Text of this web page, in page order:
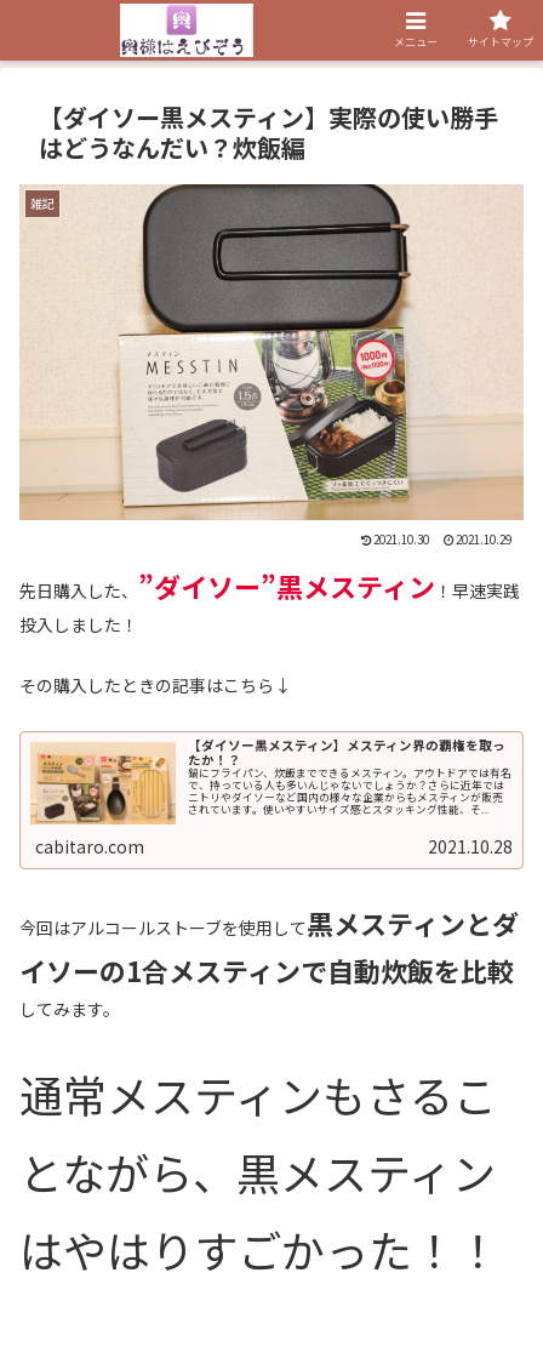
【ダイソー黒メスティン】実際の使い勝手
はどうなんだい？炊飯編
雑記
2021.10.30 2021.10.29
先日購入した、 ”ダイソー”黒メスティン ！早速実践
投入しました！
その購入したときの記事はこちら↓
【ダイソー黒メスティン】メスティン界の覇権を取っ
たか！？
鍋にフライパン、炊飯までできるメスティン。アウトドアでは有名
で、持っている人も多いんじゃないでしょうか？さらに近年では
ニトリやダイソーなど国内の様々な企業からもメスティンが販売
されています。使いやすいサイズ感とスタッキング性能、そ...
cabitaro.com 2021.10.28
今回はアルコールストーブを使用して黒メスティンとダ
イソーの1合メスティンで自動炊飯を比較
してみます。
通常メスティンもさるこ
とながら、黒メスティン
はやはりすごかった！！
メニュー サイトマップ